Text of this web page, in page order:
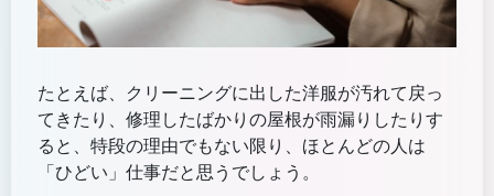
たとえば、クリーニングに出した洋服が汚れて戻っ
てきたり、修理したばかりの屋根が雨漏りしたりす
ると、特段の理由でもない限り、ほとんどの人は
「ひどい」仕事だと思うでしょう。